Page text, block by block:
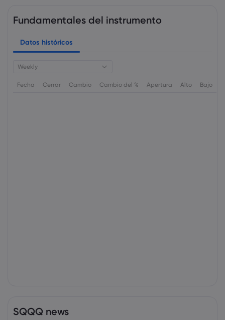
Fundamentales del instrumento
Datos históricos
Weekly
Fecha Cerrar Cambio Cambio del % Apertura Alto Bajo
SQQQ news